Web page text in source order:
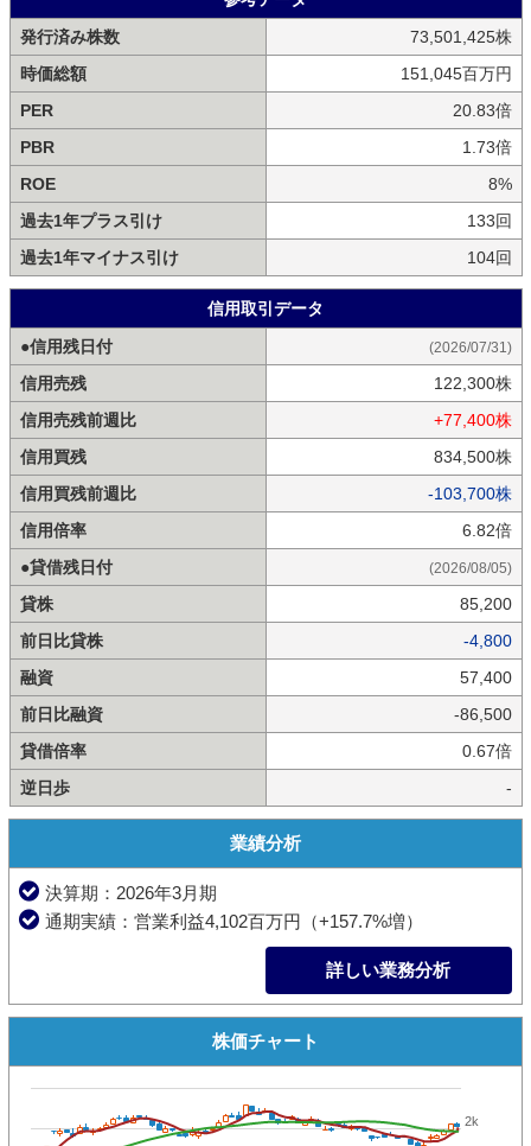
発行済み株数
73,501,425株
時価総額
151,045百万円
PER
20.83倍
PBR
1.73倍
ROE
8%
過去1年プラス引け
133回
過去1年マイナス引け
104回
信用取引データ
●信用残日付
(2026/07/31)
信用売残
122,300株
信用売残前週比
+77,400株
信用買残
834,500株
信用買残前週比
-103,700株
信用倍率
6.82倍
●貸借残日付
(2026/08/05)
貸株
85,200
前日比貸株
-4,800
融資
57,400
前日比融資
-86,500
貸借倍率
0.67倍
逆日歩
-
業績分析
決算期：2026年3月期
通期実績：営業利益4,102百万円（+157.7%増）
詳しい業務分析
株価チャート
2k